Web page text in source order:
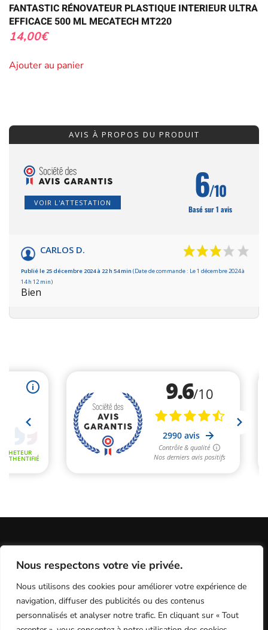
Nous respectons votre vie privée.
Nous utilisons des cookies pour améliorer votre expérience de
navigation, diffuser des publicités ou des contenus
personnalisés et analyser notre trafic. En cliquant sur « Tout
FANTASTIC RÉNOVATEUR PLASTIQUE INTERIEUR ULTRA
EFFICACE 500 ML MECATECH MT220
14,00€
Ajouter au panier
AVIS À PROPOS DU PRODUIT
VOIR L'ATTESTATION 6/10
Basé sur 1 avis
CARLOS D.
Publié le 25 décembre 2024 à 22 h 54 min (Date de commande : Le 1 décembre 2024 à
14 h 12 min)
Bien
Informations Légales
Conditions Générales de Vente
Politique de Confidentialité / Cookies / RGP
Programme fidélité
Contact